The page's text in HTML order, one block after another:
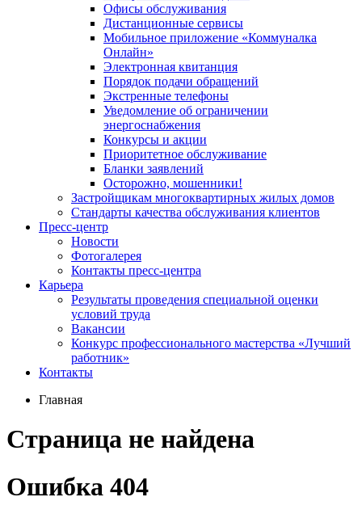
Офисы обслуживания
Дистанционные сервисы
Мобильное приложение «Коммуналка
Онлайн»
Электронная квитанция
Порядок подачи обращений
Экстренные телефоны
Уведомление об ограничении
энергоснабжения
Конкурсы и акции
Приоритетное обслуживание
Бланки заявлений
Осторожно, мошенники!
Застройщикам многоквартирных жилых домов
Стандарты качества обслуживания клиентов
Пресс-центр
Новости
Фотогалерея
Контакты пресс-центра
Карьера
Результаты проведения специальной оценки
условий труда
Вакансии
Конкурс профессионального мастерства «Лучший
работник»
Контакты
Главная
Страница не найдена
Ошибка 404